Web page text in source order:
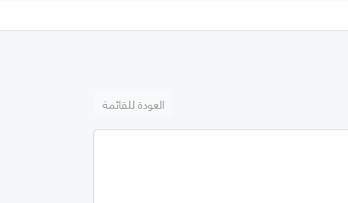
العودة للقائمة